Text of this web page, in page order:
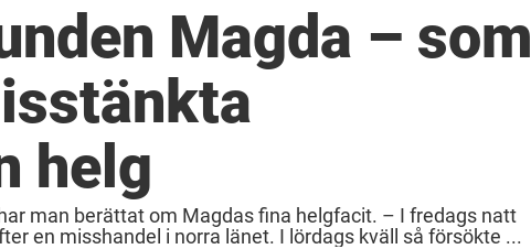
Magda – som
helg
man berättat om Magdas fina helgfacit. – I fredags natt
en misshandel i norra länet. I lördags kväll så försökte ...